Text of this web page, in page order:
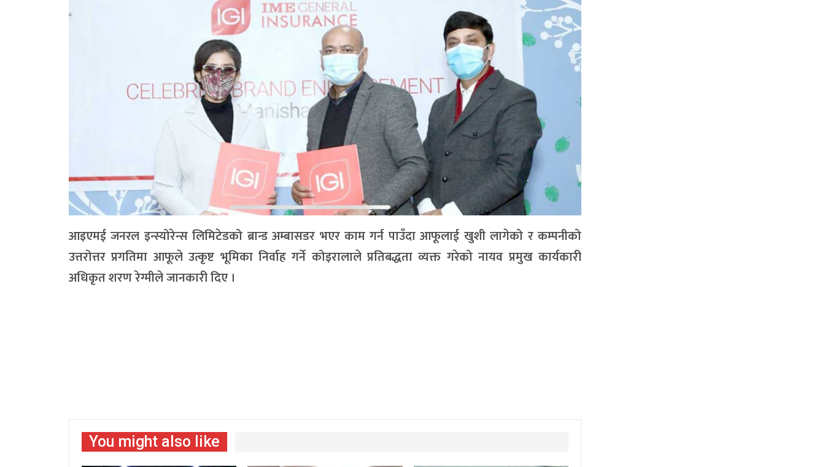
आइएमई जनरल इन्स्योरेन्स लिमिटेडको ब्रान्ड अम्बासडर भएर काम गर्न पाउँदा आफूलाई खुशी लागेको र कम्पनीको
उत्तरोत्तर प्रगतिमा आफूले उत्कृष्ट भूमिका निर्वाह गर्ने कोइरालाले प्रतिबद्धता व्यक्त गरेको नायव प्रमुख कार्यकारी
अधिकृत शरण रेग्मीले जानकारी दिए ।
You might also like